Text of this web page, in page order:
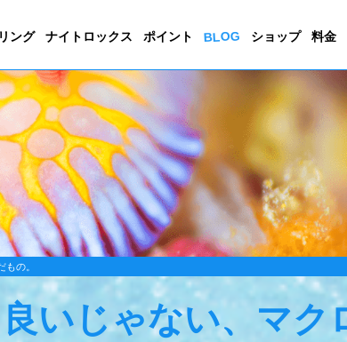
ング ナイトロックス ポイント BLOG ショップ 料金
の。
いじゃない、マク